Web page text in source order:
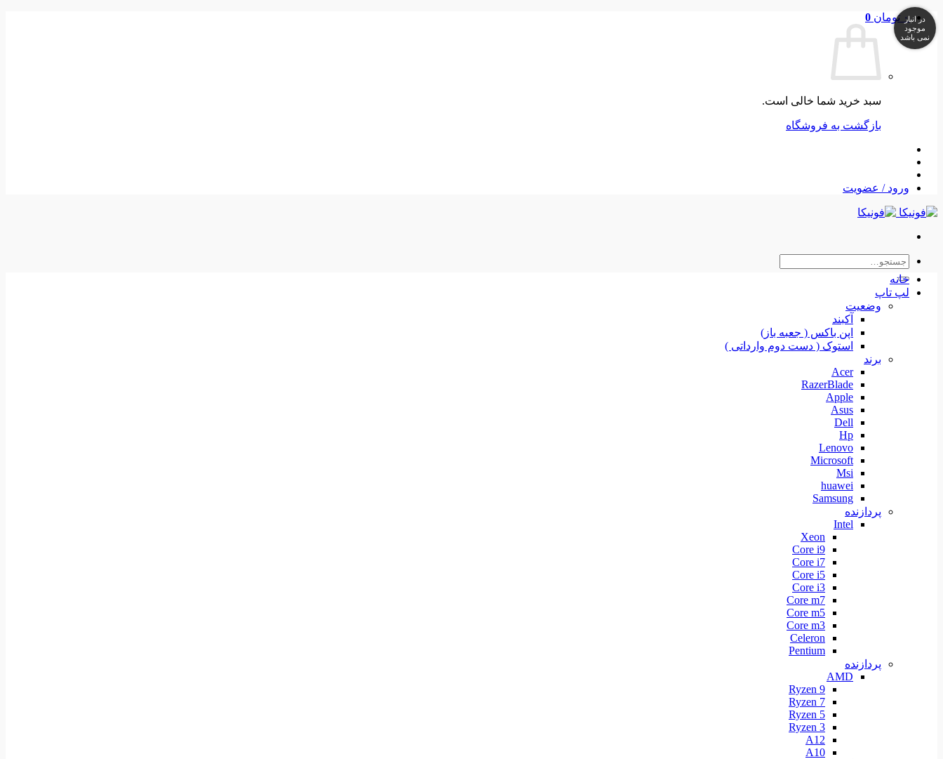
Skip
to
content
۰ تومان 0
سبد خرید شما خالی است.
بازگشت به فروشگاه
ورود / عضویت
جستجو
برای:
خانه
لپ تاپ
وضعیت
آکبند
اپن باکس ( جعبه باز)
استوک ( دست دوم وارداتی )
برند
Acer
RazerBlade
Apple
Asus
Dell
Hp
Lenovo
Microsoft
Msi
huawei
Samsung
پردازنده
Intel
Xeon
Core i9
Core i7
Core i5
Core i3
Core m7
Core m5
Core m3
Celeron
Pentium
پردازنده
AMD
Ryzen 9
Ryzen 7
Ryzen 5
Ryzen 3
A12
A10
در انبار
موجود
نمی باشد